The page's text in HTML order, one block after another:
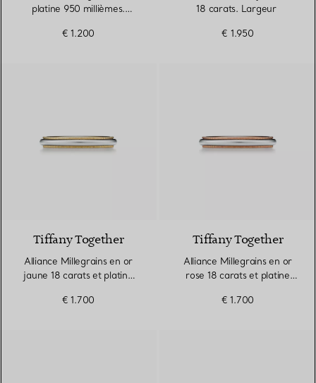
platine 950 millièmes.
€ 1.200
18 carats. Largeur
€ 1.950
Tiffany Together
Alliance Millegrains en or
jaune 18 carats et platine
€ 1.700
Tiffany Together
Alliance Millegrains en or
rose 18 carats et platine
€ 1.700